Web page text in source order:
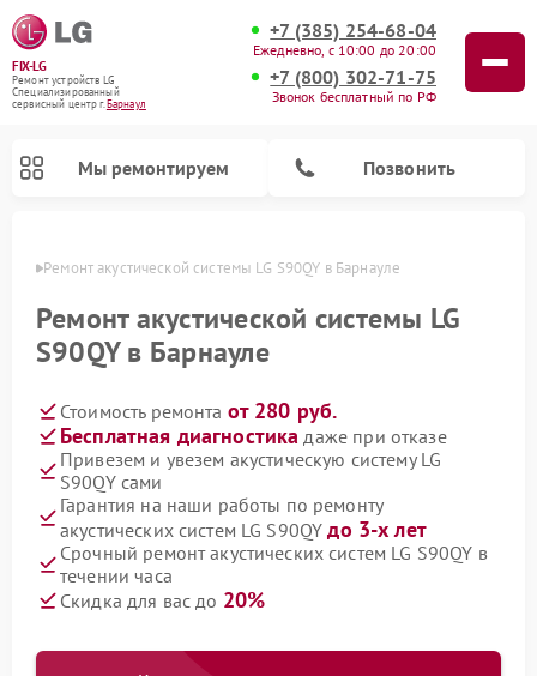
FIX-LG
Ремонт устройств LG
Специализированный
cервисный центр г.Барнаул
+7 (385) 254-68-04
Ежедневно, с 10:00 до 20:00
+7 (800) 302-71-75
Звонок бесплатный по РФ
Мы ремонтируем Позвонить
Ремонт акустической системы LG S90QY в Барнауле
Ремонт акустической системы LG
S90QY в Барнауле
Стоимость ремонта от 280 руб.
Бесплатная диагностика даже при отказе
Привезем и увезем акустическую систему LG
S90QY сами
Гарантия на наши работы по ремонту
акустических систем LG S90QYдо 3-х лет
Срочный ремонт акустических систем LG S90QY в
течении часа
Скидка для вас до 20%